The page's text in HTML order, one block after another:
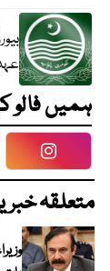
ہمیں فالو
متعلقہ